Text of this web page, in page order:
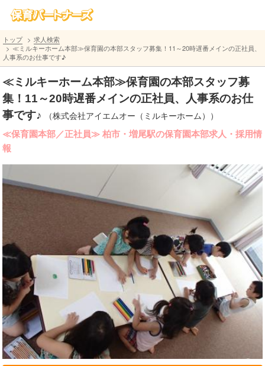
トップ
求人検索
≪ミルキーホーム本部≫保育園の本部スタッフ募集！11～20時遅番メインの正社員、
人事系のお仕事です♪
≪ミルキーホーム本部≫保育園の本部スタッフ募
集！11～20時遅番メインの正社員、人事系のお仕
事です♪
（株式会社アイエムオー（ミルキーホーム））
≪保育園本部／正社員≫ 柏市・増尾駅の保育園本部求人・採用情
報